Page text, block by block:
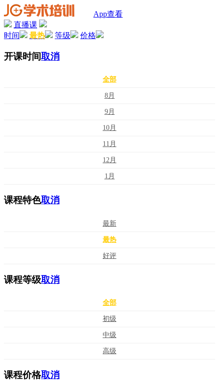
App查看
直播课
时间
最热 等级 价格
开课时间取消
全部
8月
9月
10月
11月
12月
1月
课程特色取消
最新
最热
好评
课程等级取消
全部
初级
中级
高级
课程价格取消